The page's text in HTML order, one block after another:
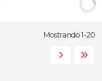
Mostrando 1-20